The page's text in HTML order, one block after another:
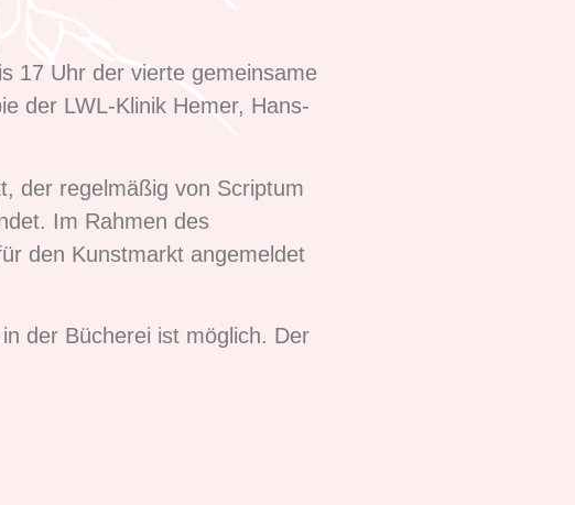
17 Uhr der vierte gemeinsame
der LWL-Klinik Hemer, Hans-
der regelmäßig von Scriptum
Im Rahmen des
den Kunstmarkt angemeldet
der Bücherei ist möglich. Der